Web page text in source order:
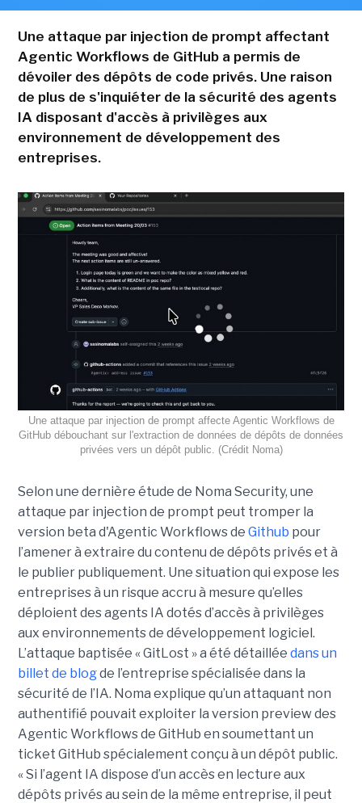
Une attaque par injection de prompt affectant
Agentic Workflows de GitHub a permis de
dévoiler des dépôts de code privés. Une raison
de plus de s'inquiéter de la sécurité des agents
IA disposant d'accès à privilèges aux
environnement de développement des
entreprises.
Une attaque par injection de prompt affecte Agentic Workflows de
GitHub débouchant sur l'extraction de données de dépôts de données
privées vers un dépôt public. (Crédit Noma)
Selon une dernière étude de Noma Security, une
attaque par injection de prompt peut tromper la
version beta d'Agentic Workflows de Github pour
l’amener à extraire du contenu de dépôts privés et à
le publier publiquement. Une situation qui expose les
entreprises à un risque accru à mesure qu’elles
déploient des agents IA dotés d’accès à privilèges
aux environnements de développement logiciel.
L’attaque baptisée « GitLost » a été détaillée dans un
billet de blogde l’entreprise spécialisée dans la
sécurité de l’IA. Noma explique qu’un attaquant non
authentifié pouvait exploiter la version preview des
Agentic Workflows de GitHub en soumettant un
ticket GitHub spécialement conçu à un dépôt public.
« Si l’agent IA dispose d’un accès en lecture aux
dépôts privés au sein de la même entreprise, il peut